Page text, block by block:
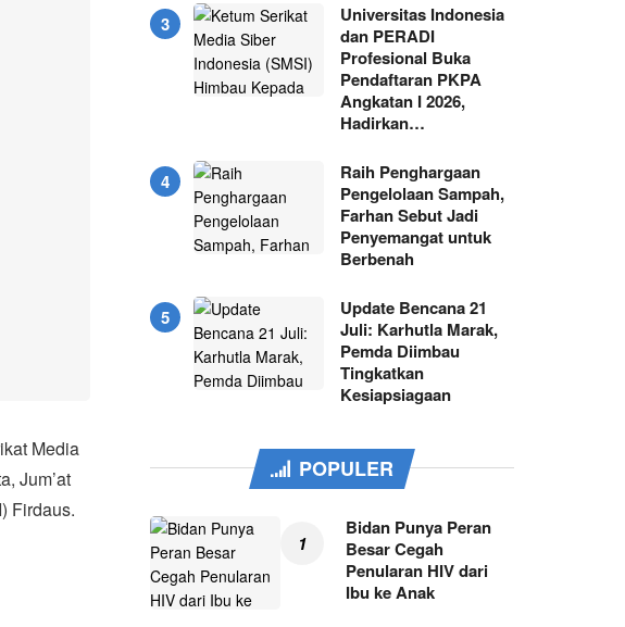
Media
Jum’at
Firdaus.
Universitas Indonesia
dan PERADI
Profesional Buka
Pendaftaran PKPA
Angkatan I 2026,
Hadirkan…
Raih Penghargaan
Pengelolaan Sampah,
Farhan Sebut Jadi
Penyemangat untuk
Berbenah
Update Bencana 21
Juli: Karhutla Marak,
Pemda Diimbau
Tingkatkan
Kesiapsiagaan
POPULER
Bidan Punya Peran
Besar Cegah
Penularan HIV dari
Ibu ke Anak